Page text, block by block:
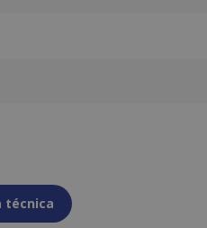
técnica